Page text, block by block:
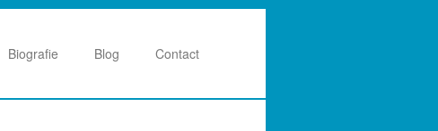
Biografie Blog Contact